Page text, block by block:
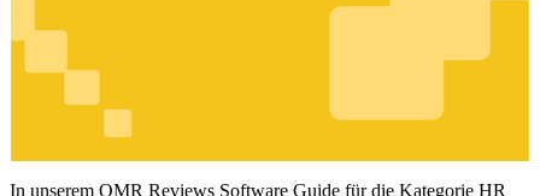
HR
In unserem OMR Reviews Software Guide für die Kategorie HR